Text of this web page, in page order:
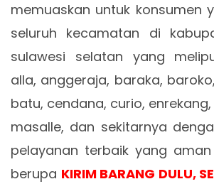
memuaskan untuk konsumen
seluruh kecamatan di
sulawesi selatan yang
alla, anggeraja, baraka,
batu, cendana, curio,
masalle, dan sekitarnya
pelayanan terbaik yang
berupa KIRIM BARANG DULU,